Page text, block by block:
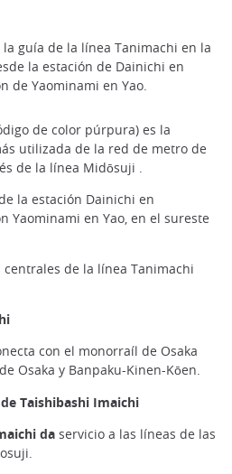
guía de la línea Tanimachi en la
la estación de Dainichi en
de Yaominami en Yao.
de color púrpura) es la
utilizada de la red de metro de
de la línea Midōsuji .
la estación Dainichi en
Yaominami en Yao, en el sureste
de la línea Tanimachi
con el monorraíl de Osaka
Osaka y Banpaku-Kinen-Kōen.
Taishibashi Imaichi
da servicio a las líneas de las